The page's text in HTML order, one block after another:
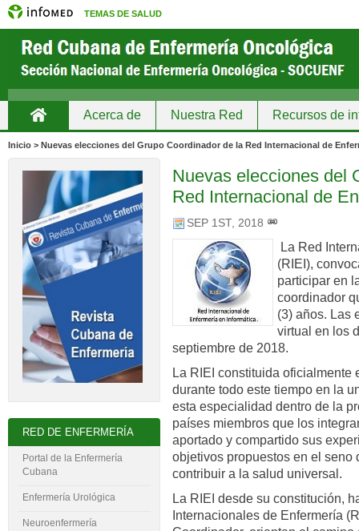
TEMAS DE SALUD
Acerca de Nuestra Red Recursos de
Inicio > Nuevas elecciones del Grupo Coordinador de la Red Internacional de
Nuevas elecciones del
Red Internacional de
SEP 1ST, 2018
La Red
(RIEI),
participar en
coordinador
(3) años. Las
virtual en los
septiembre de 2018.
La RIEI constituida oficialmente
durante todo este tiempo en la
esta especialidad dentro de la
países miembros que los
aportado y compartido sus
objetivos propuestos en el seno
contribuir a la salud universal.
La RIEI desde su constitución,
Internacionales de Enfermería
RED DE ENFERMERÍA
Portal de la Enfermería
Cubana
Enfermería Urológica
Neuroenfermería